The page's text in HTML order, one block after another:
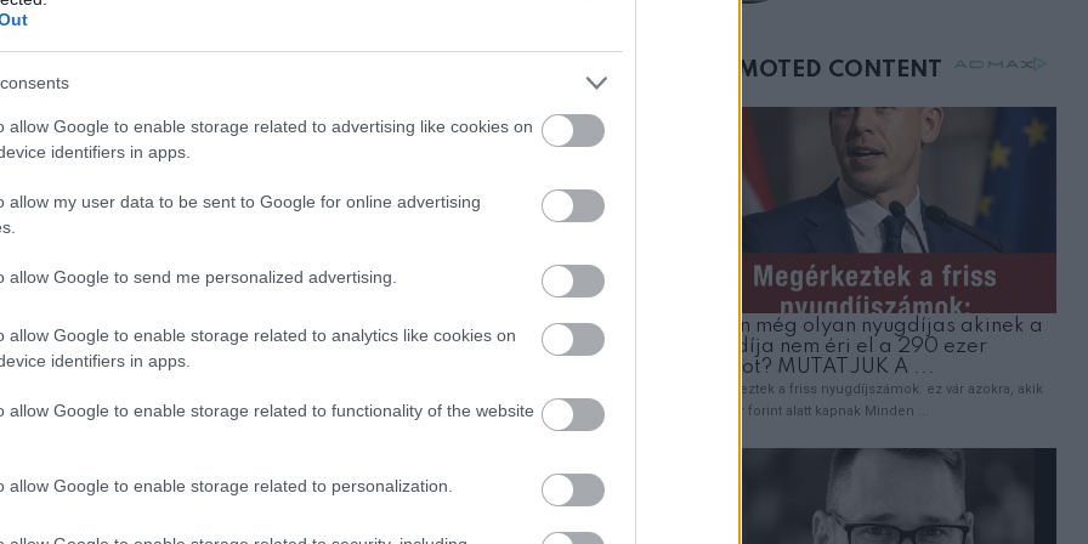
allow Google to enable storage related to advertising like cookies on
identifiers in apps.
allow my user data to be sent to Google for online advertising
allow Google to send me personalized advertising.
allow Google to enable storage related to analytics like cookies on
identifiers in apps.
allow Google to enable storage related to functionality of the website
allow Google to enable storage related to personalization.
és az egyedi színeivel nyűgöz le. A Vízöntő különösen kreatív,
másokat olyannak, amilyenek, és már csak ebből a szempontból
élettel telinek érzed magadat, mivel egy rendkívül spirituális jegyről
kapcsolatba kerülnek, spirituálisan, intellektuálisan vagy
és az innováció bolygója által uralt Vízöntők a konvenciók mögé
látnoki gondolkodásukért, ami a változás és a fejlődés katalizátora lehet
ami gyakran arra készteti a körülöttük lévőket, hogy átértékeljék saját
kisugárzásukkal másokban is felkeltik a szabadság, a fejlődés, a
nyitottság iránti vágyat.
mellettem ült az első